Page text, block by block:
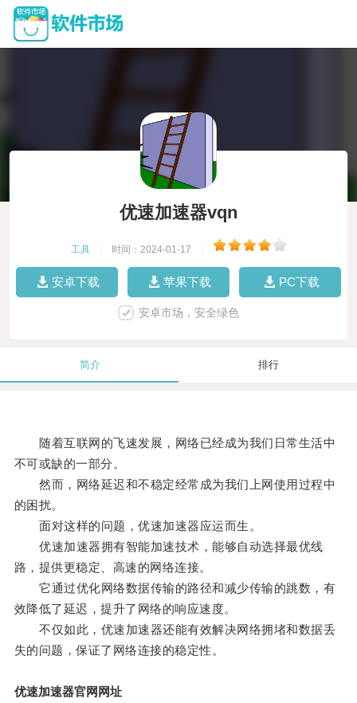
优速加速器vqn
工具 时间：2024-01-17
安卓下载 苹果下载 PC下载
安卓市场，安全绿色
简介 排行
随着互联网的飞速发展，网络已经成为我们日常生活中
不可或缺的一部分。
然而，网络延迟和不稳定经常成为我们上网使用过程中
的困扰。
面对这样的问题，优速加速器应运而生。
优速加速器拥有智能加速技术，能够自动选择最优线
路，提供更稳定、高速的网络连接。
它通过优化网络数据传输的路径和减少传输的跳数，有
效降低了延迟，提升了网络的响应速度。
不仅如此，优速加速器还能有效解决网络拥堵和数据丢
失的问题，保证了网络连接的稳定性。
优速加速器官网网址